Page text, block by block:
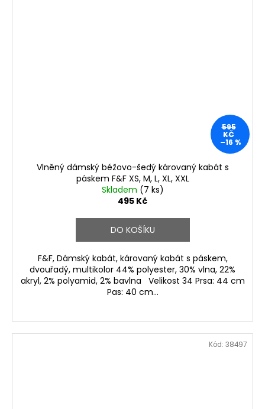
595
KČ
–16 %
Vlněný dámský béžovo-šedý károvaný kabát s
páskem F&F XS, M, L, XL, XXL
Skladem (7 ks)
495 Kč
DO KOŠÍKU
F&F, Dámský kabát, károvaný kabát s páskem,
dvouřadý, multikolor 44% polyester, 30% vlna, 22%
akryl, 2% polyamid, 2% bavlna Velikost 34 Prsa: 44 cm
Pas: 40 cm...
Kód: 38497